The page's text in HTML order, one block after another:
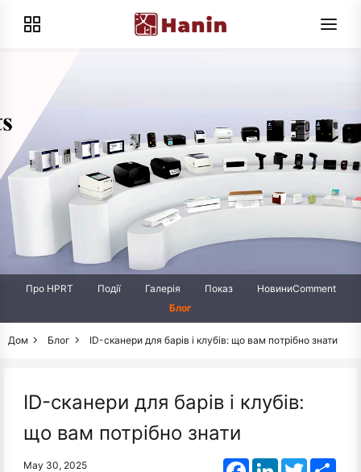
Про HPRT Події Галерія Показ
НовиниComment
Блог
Дом Блог ID-сканери для барів і клубів: що вам потрібно знати
ID-сканери для барів і клубів:
що вам потрібно знати
May 30, 2025 FacebookLinkedInTwitter